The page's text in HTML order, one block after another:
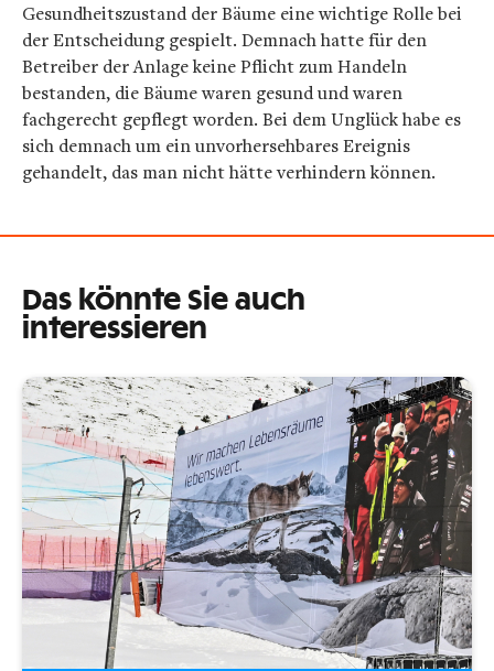
Gesundheitszustand der Bäume eine wichtige Rolle bei
der Entscheidung gespielt. Demnach hatte für den
Betreiber der Anlage keine Pflicht zum Handeln
bestanden, die Bäume waren gesund und waren
fachgerecht gepflegt worden. Bei dem Unglück habe es
sich demnach um ein unvorhersehbares Ereignis
gehandelt, das man nicht hätte verhindern können.
Das könnte Sie auch
interessieren